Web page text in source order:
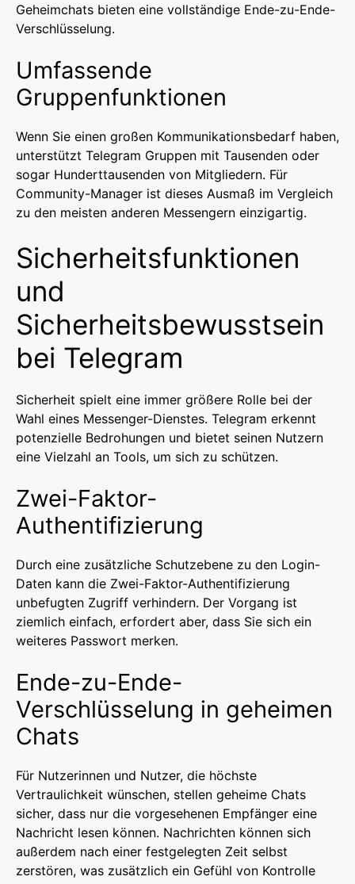
Geheimchats bieten eine vollständige Ende-zu-Ende-
Verschlüsselung.
Umfassende
Gruppenfunktionen
Wenn Sie einen großen Kommunikationsbedarf haben,
unterstützt Telegram Gruppen mit Tausenden oder
sogar Hunderttausenden von Mitgliedern. Für
Community-Manager ist dieses Ausmaß im Vergleich
zu den meisten anderen Messengern einzigartig.
Sicherheitsfunktionen
und
Sicherheitsbewusstsein
bei Telegram
Sicherheit spielt eine immer größere Rolle bei der
Wahl eines Messenger-Dienstes. Telegram erkennt
potenzielle Bedrohungen und bietet seinen Nutzern
eine Vielzahl an Tools, um sich zu schützen.
Zwei-Faktor-
Authentifizierung
Durch eine zusätzliche Schutzebene zu den Login-
Daten kann die Zwei-Faktor-Authentifizierung
unbefugten Zugriff verhindern. Der Vorgang ist
ziemlich einfach, erfordert aber, dass Sie sich ein
weiteres Passwort merken.
Ende-zu-Ende-
Verschlüsselung in geheimen
Chats
Für Nutzerinnen und Nutzer, die höchste
Vertraulichkeit wünschen, stellen geheime Chats
sicher, dass nur die vorgesehenen Empfänger eine
Nachricht lesen können. Nachrichten können sich
außerdem nach einer festgelegten Zeit selbst
zerstören, was zusätzlich ein Gefühl von Kontrolle